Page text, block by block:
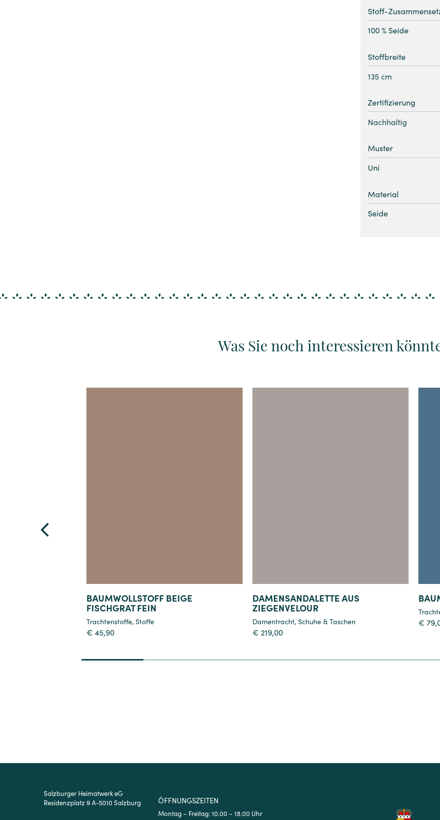
Stoff-
100 % Seide
Stoffbreite
135 cm
Zertifizierung
Nachhaltig
Muster
Uni
Material
Seide
Was Sie noch interessieren
BAUMWOLLSTOFF BEIGE
FISCHGRAT FEIN
Trachtenstoffe, Stoffe
€ 45,90
DAMENSANDALETTE AUS
ZIEGENVELOUR
Damentracht, Schuhe & Taschen
€ 219,00
€
Salzburger Heimatwerk eG
Residenzplatz 9 A-5010 Salzburg
ÖFFNUNGSZEITEN
Montag – Freitag: 10.00 – 18.00 Uhr